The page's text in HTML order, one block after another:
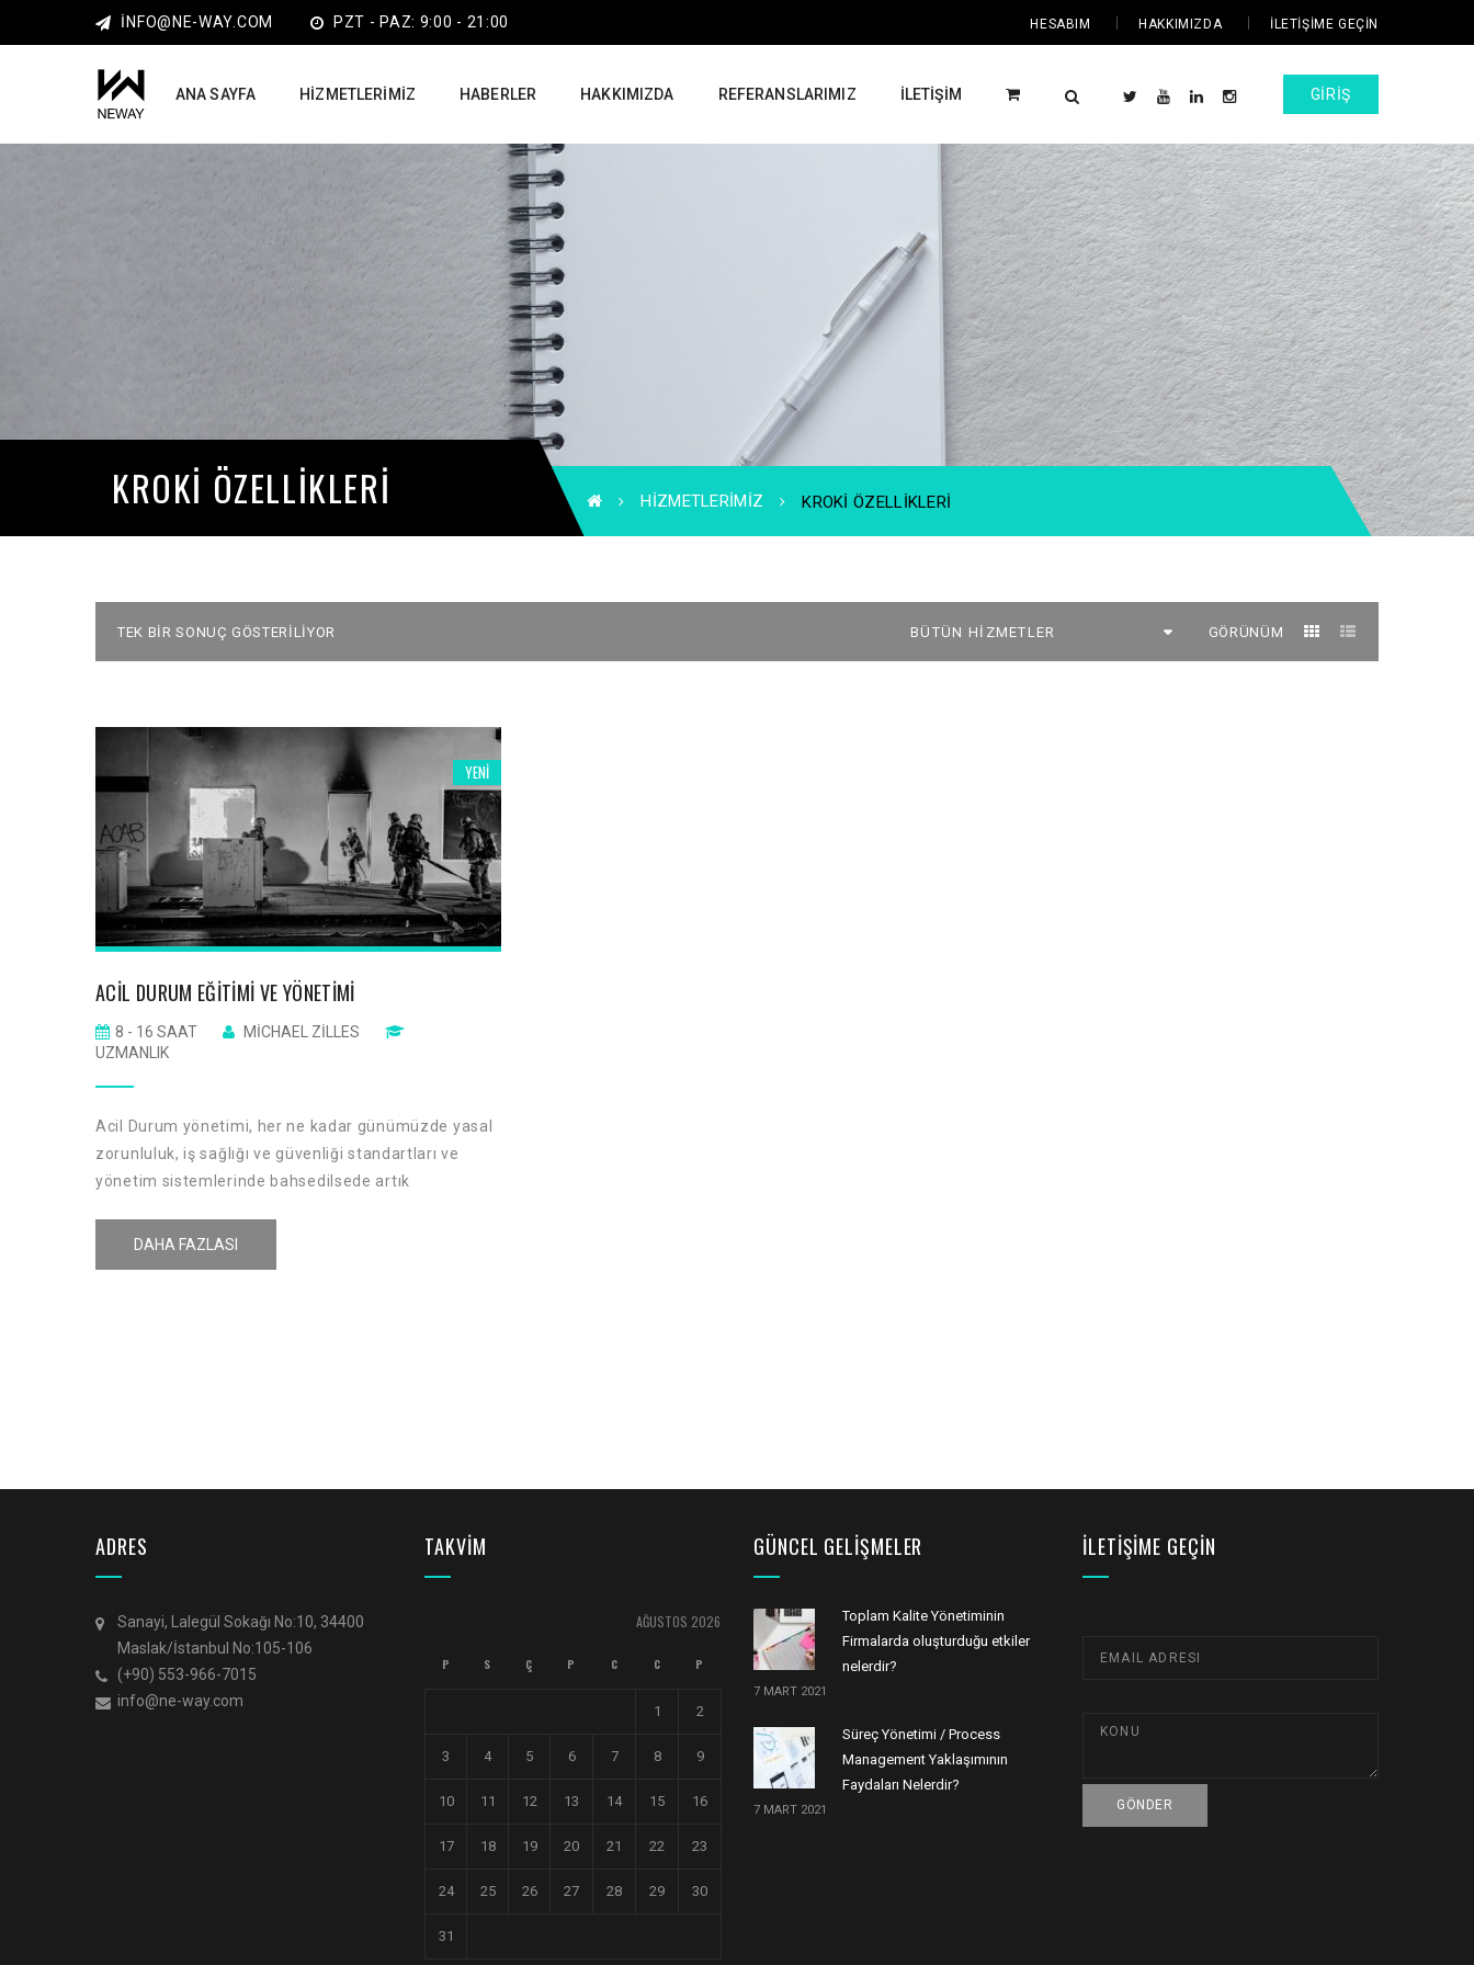
INFO@NE-WAY.COM PZT - PAZ: 9:00 - 21:00 HESABIM HAKKIMIZDA İLETIŞIME GEÇIN
ANA SAYFA HIZMETLERIMIZ HABERLER HAKKIMIZDA REFERANSLARIMIZ İLETIŞIM GIRIŞ
KROKI ÖZELLIKLERI HIZMETLERIMIZ KROKI ÖZELLIKLERI
GÖRÜNÜM
TEK BIR SONUÇ GÖSTERILIYOR
YENI
ACIL DURUM EĞITIMI VE YÖNETIMI
8 - 16 SAAT
MICHAEL ZILLES
UZMANLIK
Acil Durum yönetimi, her ne kadar günümüzde yasal
zorunluluk, iş sağlığı ve güvenliği standartları ve
yönetim sistemlerinde bahsedilsede artık
kapsamlarıda yer almaktadır. Örn: ISO 22301 İş
DAHA FAZLASI
ADRES
Sanayi, Lalegül Sokağı No:10, 34400
Maslak/İstanbul No:105-106
(+90) 553-966-7015
info@ne-way.com
TAKVİM
AĞUSTOS 2026
P S Ç P C C P
1 2
3 4 5 6 7 8 9
10 11 12 13 14 15 16
17 18 19 20 21 22 23
24 25 26 27 28 29 30
31
GÜNCEL GELIŞMELER
Toplam Kalite Yönetiminin
Firmalarda oluşturduğu etkiler
nelerdir?
7 MART 2021
Süreç Yönetimi / Process
Management Yaklaşımının
Faydaları Nelerdir?
7 MART 2021
İLETIŞIME GEÇIN